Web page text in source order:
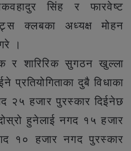
सिंह र फारवेष्ट
क्लबका अध्यक्ष मोहन
।
र शारिरिक सुगठन खुल्ला
प्रतियोगिताका दुबै विधाका
२५ हजार पुरस्कार दिईनेछ
हुनेलाई नगद १५ हजार
१० हजार नगद पुरस्कार